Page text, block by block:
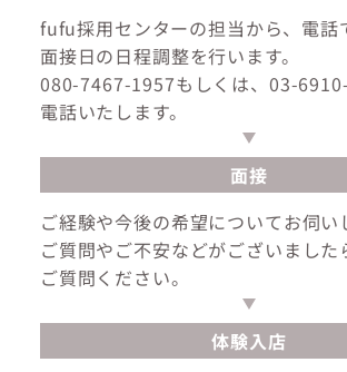
fufu採用センターの担当から、電話
面接日の日程調整を行います。
080-7467-1957もしくは、03-
電話いたします。
面接
ご経験や今後の希望についてお伺い
ご質問やご不安などがございました
ご質問ください。
体験入店